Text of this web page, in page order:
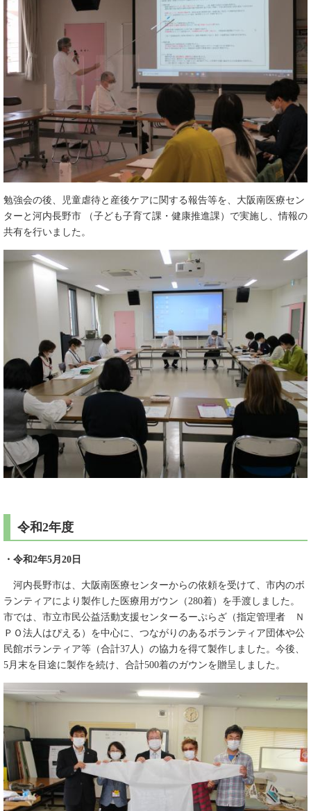
勉強会の後、児童虐待と産後ケアに関する報告等を、大阪南医療セン
ターと河内長野市 （子ども子育て課・健康推進課）で実施し、情報の
共有を行いました。
令和2年度
・令和2年5月20日
河内長野市は、大阪南医療センターからの依頼を受けて、市内のボ
ランティアにより製作した医療用ガウン（280着）を手渡しました。
市では、市立市民公益活動支援センターるーぷらざ（指定管理者 Ｎ
ＰＯ法人はぴえる）を中心に、つながりのあるボランティア団体や公
民館ボランティア等（合計37人）の協力を得て製作しました。今後、
5月末を目途に製作を続け、合計500着のガウンを贈呈しました。